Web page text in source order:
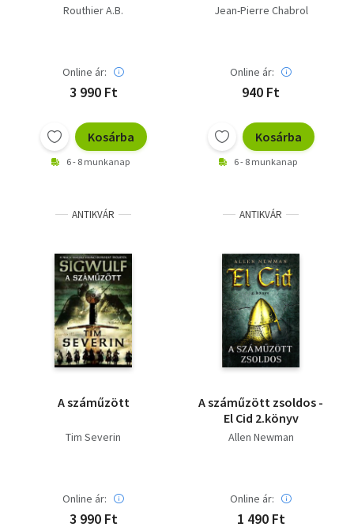
Routhier A.B.
Online ár:
3 990 Ft
Kosárba
6 - 8 munkanap
Jean-Pierre Chabrol
Online ár:
940 Ft
Kosárba
6 - 8 munkanap
ANTIKVÁR
A száműzött
Tim Severin
Online ár:
3 990 Ft
ANTIKVÁR
A száműzött zsoldos -
El Cid 2.könyv
Allen Newman
Online ár:
1 490 Ft